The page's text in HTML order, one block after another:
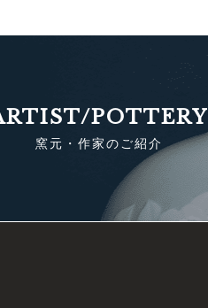
POTTERY
窯元・作家のご紹介